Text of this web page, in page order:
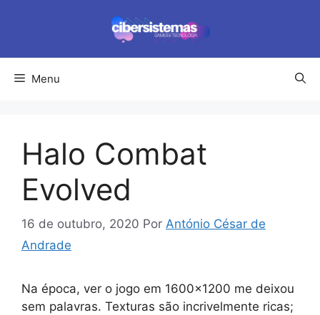
conteúdo
Menu
Halo Combat
Evolved
16 de outubro, 2020 Por António César de
Andrade
Na época, ver o jogo em 1600×1200 me deixou
sem palavras. Texturas são incrivelmente ricas;